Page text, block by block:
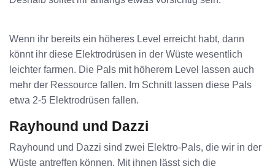
Wenn ihr bereits ein höheres Level erreicht habt, dann
könnt ihr diese Elektrodrüsen in der Wüste wesentlich
leichter farmen. Die Pals mit höherem Level lassen auch
mehr der Ressource fallen. Im Schnitt lassen diese Pals
etwa 2-5 Elektrodrüsen fallen.
Rayhound und Dazzi
Rayhound und Dazzi sind zwei Elektro-Pals, die wir in der
Wüste antreffen können. Mit ihnen lässt sich die